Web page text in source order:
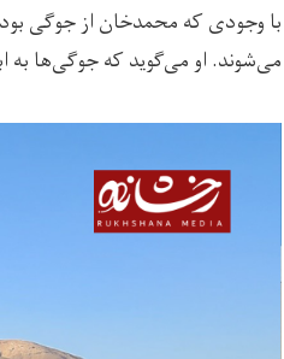
با وجودی که محمدخان از جوگی
می‌شوند. او می‌گوید که جوگی‌ها به